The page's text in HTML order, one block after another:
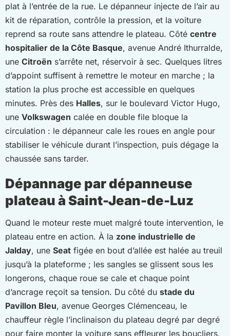
plat à l’entrée de la rue. Le dépanneur injecte de l’air au
kit de réparation, contrôle la pression, et la voiture
reprend sa route sans attendre le plateau. Côté centre
hospitalier de la Côte Basque, avenue André Ithurralde,
une Citroën s’arrête net, réservoir à sec. Quelques litres
d’appoint suffisent à remettre le moteur en marche ; la
station la plus proche est accessible en quelques
minutes. Près des Halles, sur le boulevard Victor Hugo,
une Volkswagen calée en double file bloque la
circulation : le dépanneur cale les roues en angle pour
stabiliser le véhicule durant l’inspection, puis dégage la
chaussée sans tarder.
Dépannage par dépanneuse
plateau à Saint-Jean-de-Luz
Quand le moteur reste muet malgré toute intervention, le
plateau entre en action. À la zone industrielle de
Jalday, une Seat figée en bout d’allée est halée au treuil
jusqu’à la plateforme ; les sangles se glissent sous les
longerons, chaque roue se cale et chaque point
d’ancrage reçoit sa tension. Du côté du stade du
Pavillon Bleu, avenue Georges Clémenceau, le
chauffeur règle l’inclinaison du plateau degré par degré
pour faire monter la voiture sans effleurer les boucliers,